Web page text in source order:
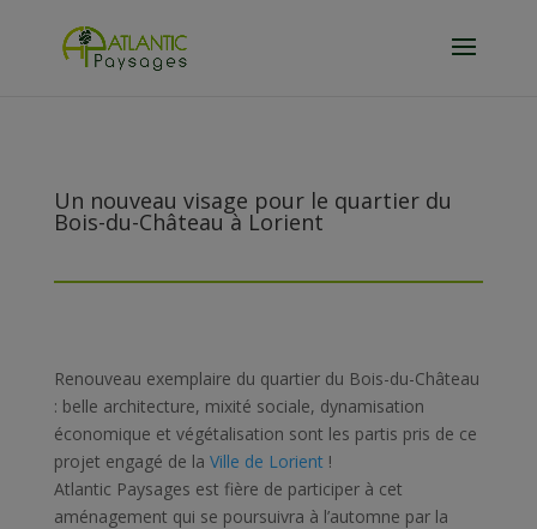
Un nouveau visage pour le quartier du
Bois-du-Château à Lorient
Renouveau exemplaire du quartier du Bois-du-Château
: belle architecture, mixité sociale, dynamisation
économique et végétalisation sont les partis pris de ce
projet engagé de la Ville de Lorient !
Atlantic Paysages est fière de participer à cet
aménagement qui se poursuivra à l’automne par la